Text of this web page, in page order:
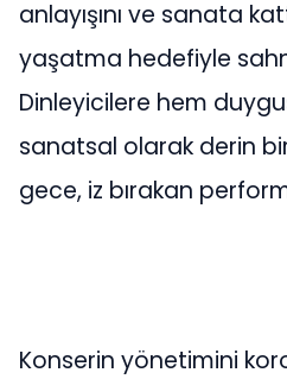
anlayışını ve sanata
yaşatma hedefiyle
Dinleyicilere hem
sanatsal olarak derin
gece, iz bırakan
Konserin yönetimini